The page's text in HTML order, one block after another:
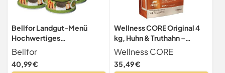
Bellfor Landgut-Menü
Hochwertiges
Getreidefreies
Hypoallergenes Nass-
Hundefutter mit Insekten, 6
Bellfor
40,99 €
Wellness CORE Original 4
kg, Huhn & Truthahn –
Katzenfutter Trocken
Wellness CORE
35,49 €